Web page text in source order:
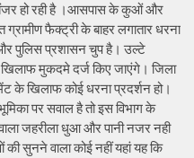
हो रही है ।आसपास के कुओं और
ग्रामीण फैक्ट्री के बाहर लगातार धरना
पुलिस प्रशासन चुप है। उल्टे
खिलाफ मुकदमे दर्ज किए जाएंगे। जिला
के खिलाफ कोई धरना प्रदर्शन हो।
पर सवाल है तो इस विभाग के
जहरीला धुआ और पानी नजर नही
की सुनने वाला कोई नहीं यहां यह कि